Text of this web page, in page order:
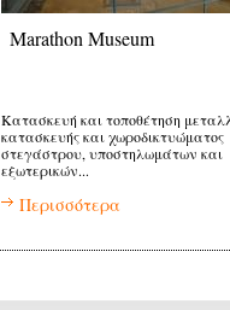
Marathon Museum
Κατασκευή και τοποθέτηση
κατασκευής και χωροδικτυώματος
στεγάστρου, υποστηλωμάτων και
εξωτερικών...
Περισσότερα